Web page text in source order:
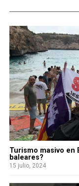
Turismo masivo en
baleares?
15 julio, 2024